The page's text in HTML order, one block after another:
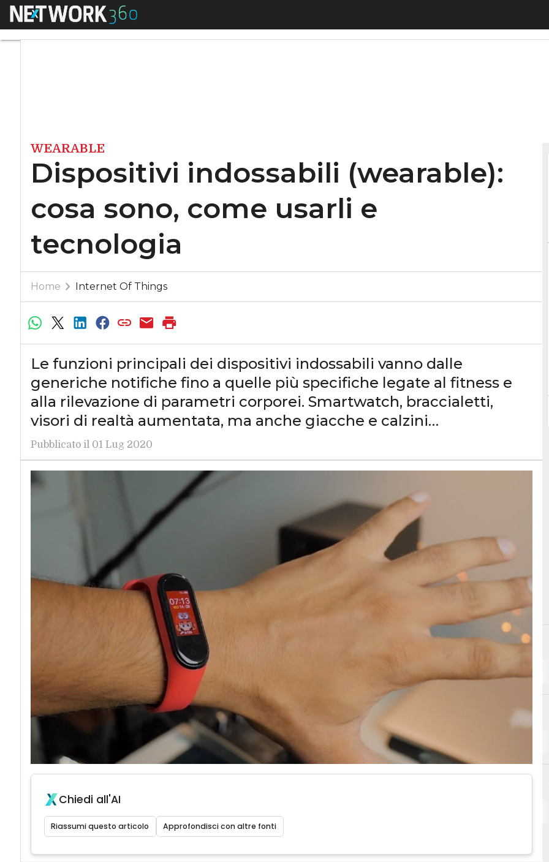
Menu
WEARABLE
Dispositivi indossabili (wearable):
cosa sono, come usarli e
tecnologia
Home Internet Of Things
Le funzioni principali dei dispositivi indossabili vanno dalle
generiche notifiche fino a quelle più specifiche legate al fitness e
alla rilevazione di parametri corporei. Smartwatch, braccialetti,
visori di realtà aumentata, ma anche giacche e calzini…
Pubblicato il 01 Lug 2020
Chiedi all'AI
Riassumi questo articolo Approfondisci con altre fonti
Android